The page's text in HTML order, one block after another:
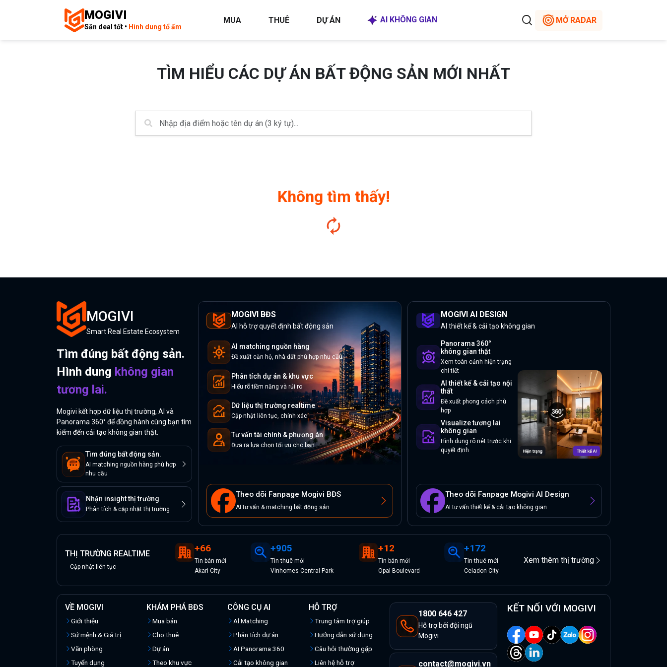
MOGIVI
Săn deal tốt • Hình dung tổ ấm
MUA THUÊ DỰ ÁN AI KHÔNG GIAN MỞ RADAR
TÌM HIỂU CÁC DỰ ÁN BẤT ĐỘNG SẢN MỚI NHẤT
Không tìm thấy!
MOGIVI
Smart Real Estate Ecosystem
Tìm đúng bất động sản.
Hình dung không gian
tương lai.
Mogivi kết hợp dữ liệu thị trường, AI và
Panorama 360° để đồng hành cùng bạn tìm
kiếm đến cải tạo không gian thật.
Tìm đúng bất động sản.
AI matching nguồn hàng phù hợp
nhu cầu
Nhận insight thị trường
Phân tích & cập nhật thị trường
MOGIVI BĐS
AI hỗ trợ quyết định bất động sản
AI matching nguồn hàng
Đề xuất căn hộ, nhà đất phù hợp nhu cầu
Phân tích dự án & khu vực
Hiểu rõ tiềm năng và rủi ro
Dữ liệu thị trường realtime
Cập nhật liên tục, chính xác
Tư vấn tài chính & phương án
Đưa ra lựa chọn tối ưu cho bạn
Theo dõi Fanpage Mogivi BĐS
AI tư vấn & matching bất động sản
MOGIVI AI DESIGN
AI thiết kế & cải tạo không gian
Panorama 360°
không gian thật
Xem toàn cảnh hiện trạng
chi tiết
AI thiết kế & cải tạo nội
thất
Đề xuất phong cách phù
hợp
Visualize tương lai
không gian
Hình dung rõ nét trước khi
quyết định
Theo dõi Fanpage Mogivi AI Design
AI tư vấn thiết kế & cải tạo không gian
THỊ TRƯỜNG REALTIME
Cập nhật liên tục
+66
Tin bán mới
Akari City
+905
Tinthuê mới
Vinhomes Central Park
+12
Tin bán mới
Opal Boulevard
+172
Tinthuê mới
Celadon City
Xem thêm thị trường
VỀ MOGIVI
Giới thiệu
Sứ mệnh & Giá trị
Văn phòng
Tuyển dụng
KHÁM PHÁ BĐS
Mua bán
Cho thuê
Dự án
Theo khu vực
CÔNG CỤ AI
Al Matching
Phân tích dự án
AI Panorama 360
Cải tạo không gian
HỖ TRỢ
Trung tâm trợ giúp
Hướng dẫn sử dụng
Câu hỏi thường gặp
Liên hệ hỗ trợ
1800 646 427
Hỗ trợ bởi đội ngũ
Mogivi
contact@mogivi.vn
KẾT NỐI VỚI MOGIVI